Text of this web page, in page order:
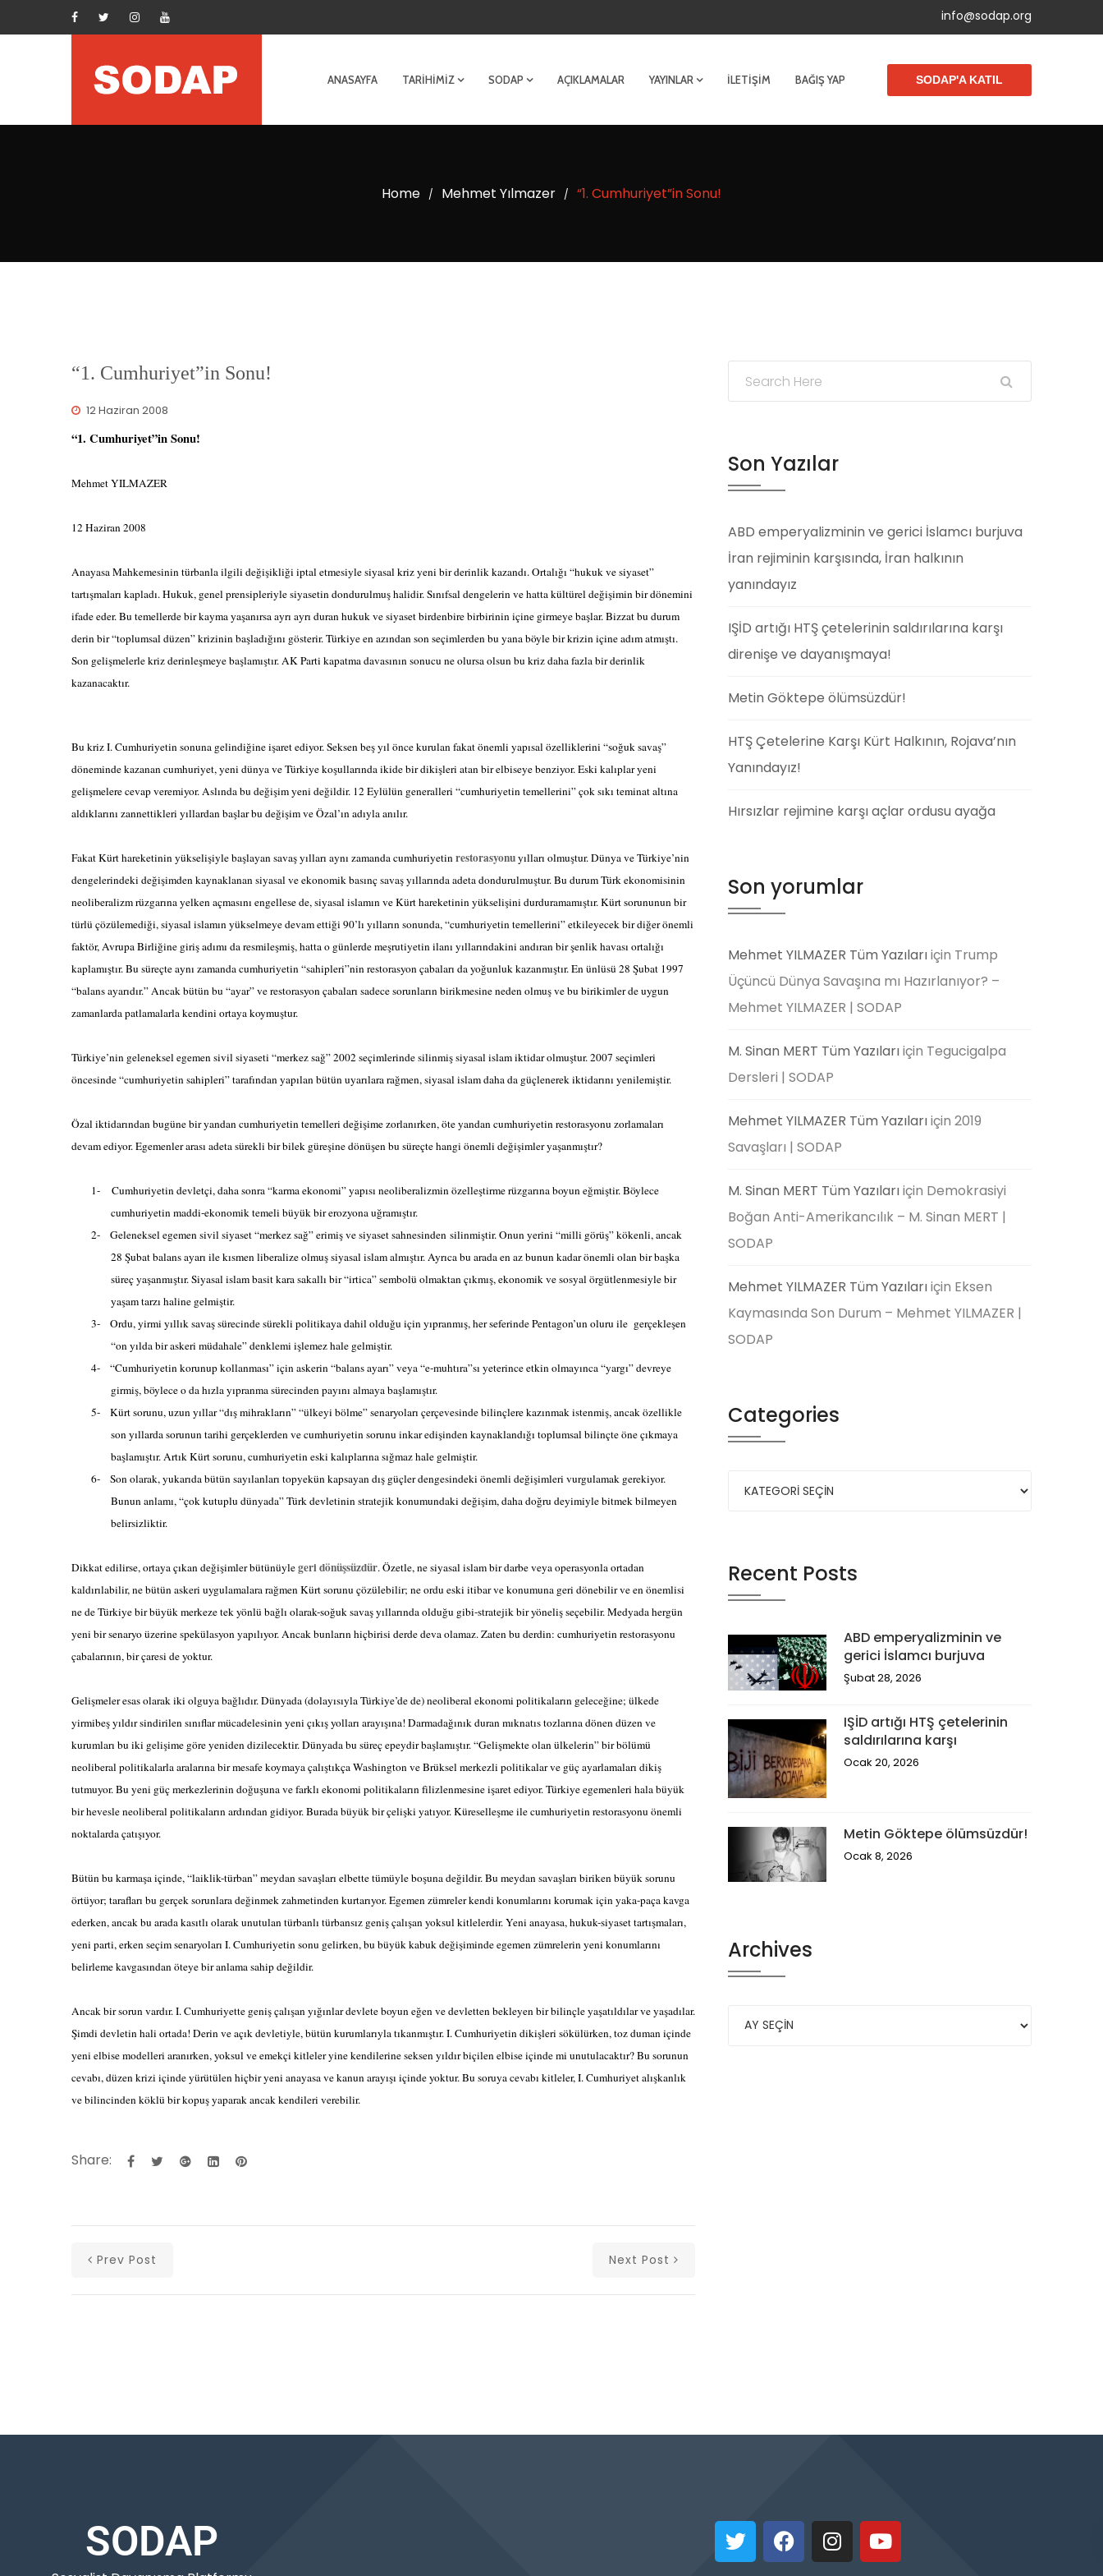
info@sodap.org
ANASAYFA TARIHIMIZ SODAP AÇIKLAMALAR YAYINLAR İLETIŞIM BAĞIŞ YAP SODAP'A KATIL
Home / Mehmet Yılmazer / “1. Cumhuriyet”in Sonu!
“1. Cumhuriyet”in Sonu!
12 Haziran 2008
“1. Cumhuriyet”in Sonu!
Mehmet YILMAZER
12 Haziran 2008
Anayasa Mahkemesinin türbanla ilgili değişikliği iptal etmesiyle siyasal kriz yeni bir derinlik kazandı. Ortalığı “hukuk ve siyaset”
tartışmaları kapladı. Hukuk, genel prensipleriyle siyasetin dondurulmuş halidir. Sınıfsal dengelerin ve hatta kültürel değişimin bir dönemini
ifade eder. Bu temellerde bir kayma yaşanırsa ayrı ayrı duran hukuk ve siyaset birdenbire birbirinin içine girmeye başlar. Bizzat bu durum
derin bir “toplumsal düzen” krizinin başladığını gösterir. Türkiye en azından son seçimlerden bu yana böyle bir krizin içine adım atmıştı.
Son gelişmelerle kriz derinleşmeye başlamıştır. AK Parti kapatma davasının sonucu ne olursa olsun bu kriz daha fazla bir derinlik
kazanacaktır.
Bu kriz I. Cumhuriyetin sonuna gelindiğine işaret ediyor. Seksen beş yıl önce kurulan fakat önemli yapısal özelliklerini “soğuk savaş”
döneminde kazanan cumhuriyet, yeni dünya ve Türkiye koşullarında ikide bir dikişleri atan bir elbiseye benziyor. Eski kalıplar yeni
gelişmelere cevap veremiyor. Aslında bu değişim yeni değildir. 12 Eylülün generalleri “cumhuriyetin temellerini” çok sıkı teminat altına
aldıklarını zannettikleri yıllardan başlar bu değişim ve Özal’ın adıyla anılır.
Fakat Kürt hareketinin yükselişiyle başlayan savaş yılları aynı zamanda cumhuriyetin restorasyonuyılları olmuştur. Dünya ve Türkiye’nin
dengelerindeki değişimden kaynaklanan siyasal ve ekonomik basınç savaş yıllarında adeta dondurulmuştur. Bu durum Türk ekonomisinin
neoliberalizm rüzgarına yelken açmasını engellese de, siyasal islamın ve Kürt hareketinin yükselişini durduramamıştır. Kürt sorununun bir
türlü çözülemediği, siyasal islamın yükselmeye devam ettiği 90’lı yılların sonunda, “cumhuriyetin temellerini” etkileyecek bir diğer önemli
faktör, Avrupa Birliğine giriş adımı da resmileşmiş, hatta o günlerde meşrutiyetin ilanı yıllarındakini andıran bir şenlik havası ortalığı
kaplamıştır. Bu süreçte aynı zamanda cumhuriyetin “sahipleri”nin restorasyon çabaları da yoğunluk kazanmıştır. En ünlüsü 28 Şubat 1997
“balans ayarıdır.” Ancak bütün bu “ayar” ve restorasyon çabaları sadece sorunların birikmesine neden olmuş ve bu birikimler de uygun
zamanlarda patlamalarla kendini ortaya koymuştur.
Türkiye’nin geleneksel egemen sivil siyaseti “merkez sağ” 2002 seçimlerinde silinmiş siyasal islam iktidar olmuştur. 2007 seçimleri
öncesinde “cumhuriyetin sahipleri” tarafından yapılan bütün uyarılara rağmen, siyasal islam daha da güçlenerek iktidarını yenilemiştir.
Özal iktidarından bugüne bir yandan cumhuriyetin temelleri değişime zorlanırken, öte yandan cumhuriyetin restorasyonu zorlamaları
devam ediyor. Egemenler arası adeta sürekli bir bilek güreşine dönüşen bu süreçte hangi önemli değişimler yaşanmıştır?
1-
Cumhuriyetin devletçi, daha sonra “karma ekonomi” yapısı neoliberalizmin özelleştirme rüzgarına boyun eğmiştir. Böylece
cumhuriyetin maddi-ekonomik temeli büyük bir erozyona uğramıştır.
2-
Geleneksel egemen sivil siyaset “merkez sağ” erimiş ve siyaset sahnesinden silinmiştir. Onun yerini “milli görüş” kökenli, ancak
28 Şubat balans ayarı ile kısmen liberalize olmuş siyasal islam almıştır. Ayrıca bu arada en az bunun kadar önemli olan bir başka
süreç yaşanmıştır. Siyasal islam basit kara sakallı bir “irtica” sembolü olmaktan çıkmış, ekonomik ve sosyal örgütlenmesiyle bir
yaşam tarzı haline gelmiştir.
3-
Ordu, yirmi yıllık savaş sürecinde sürekli politikaya dahil olduğu için yıpranmış, her seferinde Pentagon’un oluru ile gerçekleşen
“on yılda bir askeri müdahale” denklemi işlemez hale gelmiştir.
4-
“Cumhuriyetin korunup kollanması” için askerin “balans ayarı” veya “e-muhtıra”sı yeterince etkin olmayınca “yargı” devreye
girmiş, böylece o da hızla yıpranma sürecinden payını almaya başlamıştır.
5-
Kürt sorunu, uzun yıllar “dış mihrakların” “ülkeyi bölme” senaryoları çerçevesinde bilinçlere kazınmak istenmiş, ancak özellikle
son yıllarda sorunun tarihi gerçeklerden ve cumhuriyetin sorunu inkar edişinden kaynaklandığı toplumsal bilinçte öne çıkmaya
başlamıştır. Artık Kürt sorunu, cumhuriyetin eski kalıplarına sığmaz hale gelmiştir.
6-
Son olarak, yukarıda bütün sayılanları topyekün kapsayan dış güçler dengesindeki önemli değişimleri vurgulamak gerekiyor.
Bunun anlamı, “çok kutuplu dünyada” Türk devletinin stratejik konumundaki değişim, daha doğru deyimiyle bitmek bilmeyen
belirsizliktir.
Dikkat edilirse, ortaya çıkan değişimler bütünüylegeri dönüşsüzdür. Özetle, ne siyasal islam bir darbe veya operasyonla ortadan
kaldırılabilir, ne bütün askeri uygulamalara rağmen Kürt sorunu çözülebilir; ne ordu eski itibar ve konumuna geri dönebilir ve en önemlisi
ne de Türkiye bir büyük merkeze tek yönlü bağlı olarak-soğuk savaş yıllarında olduğu gibi-stratejik bir yöneliş seçebilir. Medyada hergün
yeni bir senaryo üzerine spekülasyon yapılıyor. Ancak bunların hiçbirisi derde deva olamaz. Zaten bu derdin: cumhuriyetin restorasyonu
çabalarının, bir çaresi de yoktur.
Gelişmeler esas olarak iki olguya bağlıdır. Dünyada (dolayısıyla Türkiye’de de) neoliberal ekonomi politikaların geleceğine; ülkede
yirmibeş yıldır sindirilen sınıflar mücadelesinin yeni çıkış yolları arayışına! Darmadağınık duran mıknatıs tozlarına dönen düzen ve
kurumları bu iki gelişime göre yeniden dizilecektir. Dünyada bu süreç epeydir başlamıştır. “Gelişmekte olan ülkelerin” bir bölümü
neoliberal politikalarla aralarına bir mesafe koymaya çalıştıkça Washington ve Brüksel merkezli politikalar ve güç ayarlamaları dikiş
tutmuyor. Bu yeni güç merkezlerinin doğuşuna ve farklı ekonomi politikaların filizlenmesine işaret ediyor. Türkiye egemenleri hala büyük
bir hevesle neoliberal politikaların ardından gidiyor. Burada büyük bir çelişki yatıyor. Küreselleşme ile cumhuriyetin restorasyonu önemli
noktalarda çatışıyor.
Bütün bu karmaşa içinde, “laiklik-türban” meydan savaşları elbette tümüyle boşuna değildir. Bu meydan savaşları biriken büyük sorunu
örtüyor; tarafları bu gerçek sorunlara değinmek zahmetinden kurtarıyor. Egemen zümreler kendi konumlarını korumak için yaka-paça kavga
ederken, ancak bu arada kasıtlı olarak unutulan türbanlı türbansız geniş çalışan yoksul kitlelerdir. Yeni anayasa, hukuk-siyaset tartışmaları,
yeni parti, erken seçim senaryoları I. Cumhuriyetin sonu gelirken, bu büyük kabuk değişiminde egemen zümrelerin yeni konumlarını
belirleme kavgasından öteye bir anlama sahip değildir.
Ancak bir sorun vardır. I. Cumhuriyette geniş çalışan yığınlar devlete boyun eğen ve devletten bekleyen bir bilinçle yaşatıldılar ve yaşadılar.
Şimdi devletin hali ortada! Derin ve açık devletiyle, bütün kurumlarıyla tıkanmıştır. I. Cumhuriyetin dikişleri sökülürken, toz duman içinde
yeni elbise modelleri aranırken, yoksul ve emekçi kitleler yine kendilerine seksen yıldır biçilen elbise içinde mi unutulacaktır? Bu sorunun
cevabı, düzen krizi içinde yürütülen hiçbir yeni anayasa ve kanun arayışı içinde yoktur. Bu soruya cevabı kitleler, I. Cumhuriyet alışkanlık
ve bilincinden köklü bir kopuş yaparak ancak kendileri verebilir.
Share:
Prev Post Next Post
Son Yazılar
ABD emperyalizminin ve gerici İslamcı burjuva
İran rejiminin karşısında, İran halkının
yanındayız
IŞİD artığı HTŞ çetelerinin saldırılarına karşı
direnişe ve dayanışmaya!
Metin Göktepe ölümsüzdür!
HTŞ Çetelerine Karşı Kürt Halkının, Rojava’nın
Yanındayız!
Hırsızlar rejimine karşı açlar ordusu ayağa
Son yorumlar
Mehmet YILMAZER Tüm Yazılarıiçin Trump
Üçüncü Dünya Savaşına mı Hazırlanıyor? –
Mehmet YILMAZER | SODAP
M. Sinan MERT Tüm Yazılarıiçin Tegucigalpa
Dersleri | SODAP
Mehmet YILMAZER Tüm Yazılarıiçin 2019
Savaşları | SODAP
M. Sinan MERT Tüm Yazılarıiçin Demokrasiyi
Boğan Anti-Amerikancılık – M. Sinan MERT |
SODAP
Mehmet YILMAZER Tüm Yazılarıiçin Eksen
Kaymasında Son Durum – Mehmet YILMAZER |
SODAP
Categories
Recent Posts
ABD emperyalizminin ve
gerici İslamcı burjuva
Şubat 28, 2026
IŞİD artığı HTŞ çetelerinin
saldırılarına karşı
Ocak 20, 2026
Metin Göktepe ölümsüzdür!
Ocak 8, 2026
Archives
SODAP